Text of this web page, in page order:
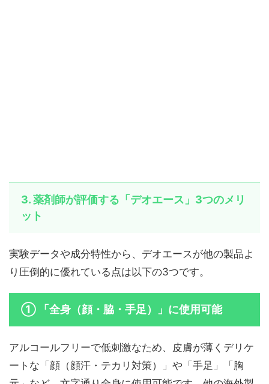
3. 薬剤師が評価する「デオエース」3つのメリ
ット
実験データや成分特性から、デオエースが他の製品よ
り圧倒的に優れている点は以下の3つです。
① 「全身（顔・脇・手足）」に使用可能
アルコールフリーで低刺激なため、皮膚が薄くデリケ
ートな「顔（顔汗・テカリ対策）」や「手足」「胸